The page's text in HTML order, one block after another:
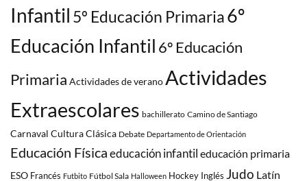
Infantil 5º Educación Primaria6º
Educación Infantil 6º Educación
Primaria Actividades de verano Actividades
Extraescolares bachillerato Camino de Santiago
Carnaval Cultura Clásica Debate Departamento de Orientación
Educación Físicaeducación infantil educación primaria
ESO Francés Futbito Fútbol Sala Halloween Hockey Inglés Judo Latín